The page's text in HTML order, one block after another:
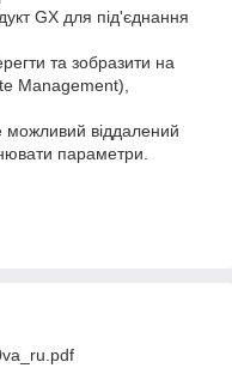
GX для під'єднання
та зобразити на
Management),
можливий віддалений
параметри.